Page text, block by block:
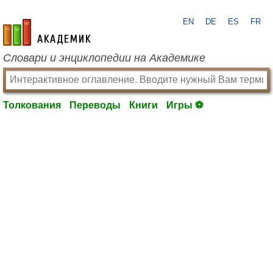
academic.ru
EN DE ES FR
Словари и энциклопедии на Академике
Толкования Переводы Книги Игры ⚽